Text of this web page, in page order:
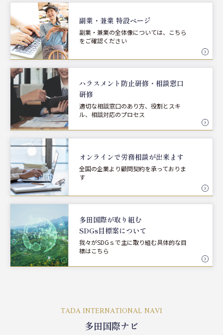
副業・兼業 特設ページ
副業・兼業の全体像については、こちら
をご確認ください
ハラスメント防止研修・ 相談窓口
研修
適切な相談窓口のあり方、役割とスキ
ル、相談対応のプロセス
オンラインで労務相談が出来ます
全国の企業より顧問契約を承っておりま
す
多田国際が取り組む
SDGs目標案について
我々がSDGｓで主に取り組む具体的な目
標はこちら
TADA INTERNATIONAL NAVI
多田国際ナビ